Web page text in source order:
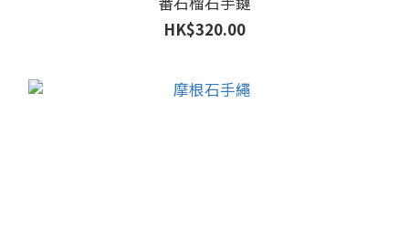
HK$320.00